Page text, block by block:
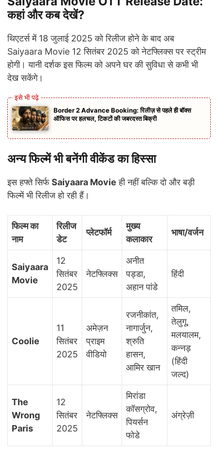
कहां और कब देखें?
थिएटर्स में 18 जुलाई 2025 को रिलीज होने के बाद अब
Saiyaara Movie 12 सितंबर 2025 को नेटफ्लिक्स पर स्ट्रीम
होगी। यानी दर्शक इस फिल्म को अपने घर की सुविधा से कभी भी
देख सकेंगे।
Border 2 Advance Booking: रिलीज़ से पहले ही बॉक्स
ऑफिस पर हलचल, टिकटों की जबरदस्त बिक्री
अन्य फिल्में भी बनेंगी वीकेंड का हिस्सा
इस हफ्ते सिर्फSaiyaara Movie ही नहीं बल्कि दो और बड़ी
फिल्में भी रिलीज हो रही हैं।
फिल्म का
नाम
रिलीज
डेट
प्लेटफॉर्म
मुख्य
कलाकार
भाषा/वर्जन
Saiyaara
Movie
12
सितंबर
2025
नेटफ्लिक्स
अनीत
पड्डा,
अहान पांडे
हिंदी
Coolie
11
सितंबर
2025
अमेज़न
प्राइम
वीडियो
रजनीकांत,
नागार्जुन,
श्रुति
हासन,
आमिर खान
तमिल,
तेलुगू,
मलयालम,
कन्नड़
(हिंदी
जल्द)
The
Wrong
Paris
12
सितंबर
2025
नेटफ्लिक्स
मिरांडा
कॉसग्रोव,
पियर्सन
फोडे
अंग्रेज़ी